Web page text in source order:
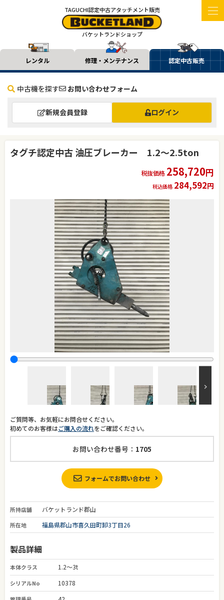
TAGUCHI認定中古アタッチメント販売
バケットランドショップ
レンタル 修理・メンテナンス 認定中古販売
中古機を探す お問い合わせフォーム
新規会員登録 ログイン
タグチ認定中古 油圧ブレーカー 1.2～2.5ton
税抜価格 258,720円
税込価格 284,592円
ご質問等、お気軽にお問合せください。
初めてのお客様はご購入の流れをご確認ください。
お問い合わせ番号： 1705
フォームでお問い合わせ
所持店舗 バケットランド郡山
所在地 福島県郡山市喜久田町卸3丁目26
製品詳細
本体クラス 1.2～3t
シリアルNo 10378